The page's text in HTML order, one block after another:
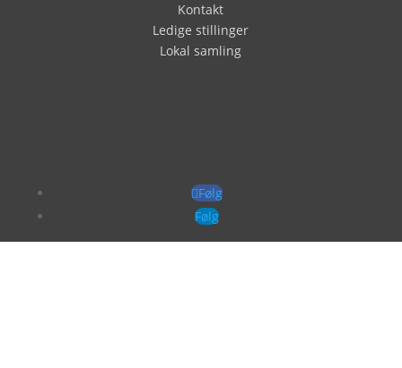
Kontakt
Ledige stillinger
Lokal samling
Følg
Følg